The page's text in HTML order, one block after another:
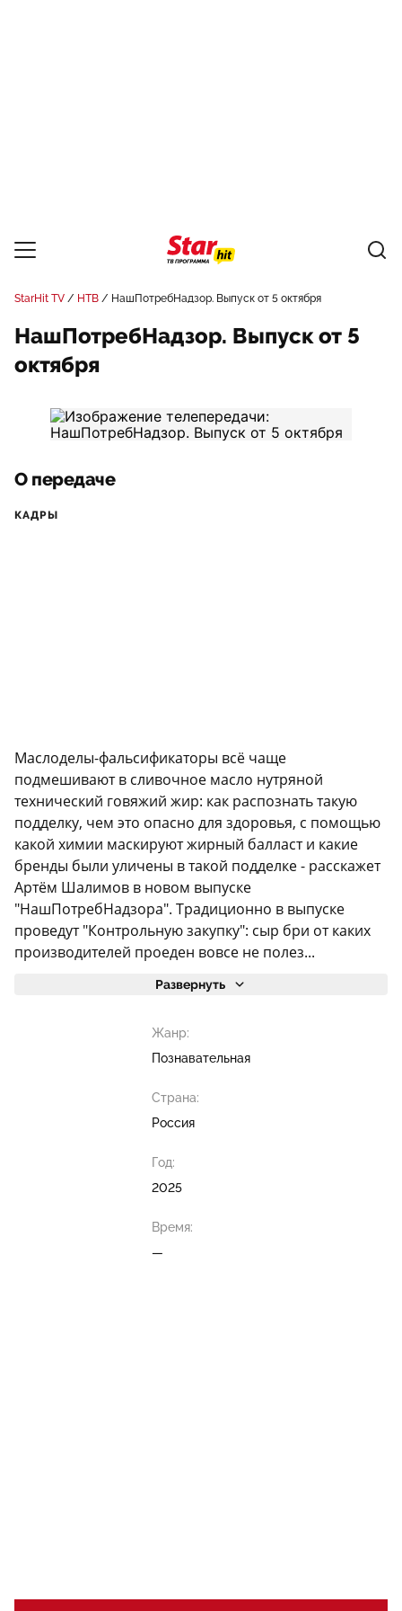
StarHit TV НТВ НашПотребНадзор. Выпуск от 5 октября
НашПотребНадзор. Выпуск от 5
октября
О передаче
КАДРЫ
Маслоделы-фальсификаторы всё чаще
подмешивают в сливочное масло нутряной
технический говяжий жир: как распознать такую
подделку, чем это опасно для здоровья, с помощью
какой химии маскируют жирный балласт и какие
бренды были уличены в такой подделке - расскажет
Артём Шалимов в новом выпуске
"НашПотребНадзора". Традиционно в выпуске
проведут "Контрольную закупку": сыр бри от каких
производителей проеден вовсе не полез...
Развернуть
Жанр:
Познавательная
Страна:
Россия
Год:
2025
Время:
—